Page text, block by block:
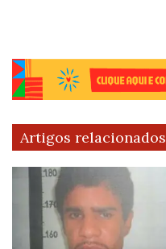
Artigos relacionados